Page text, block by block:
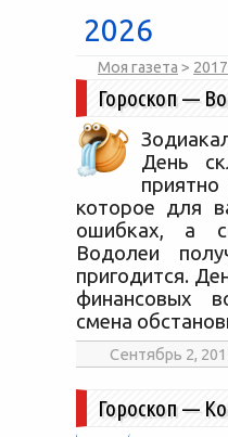
2026
Моя газета > 2017
Гороскоп —
День
которое для
ошибках, а
Водолеи
пригодится.
финансовых
смена
Сентябрь 2,
Гороскоп —